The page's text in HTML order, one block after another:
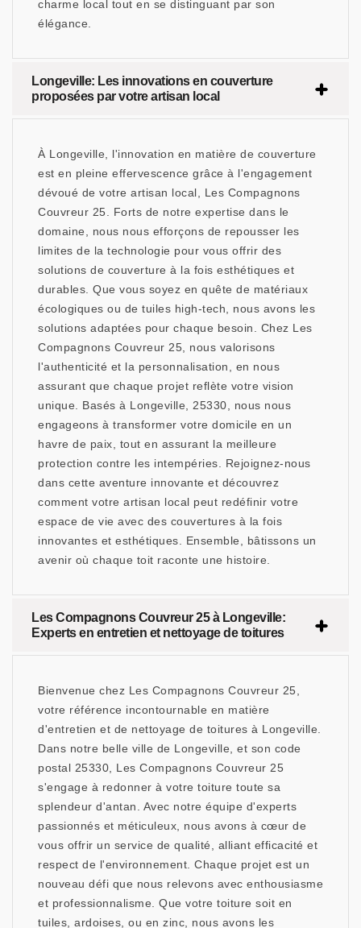
charme local tout en se distinguant par son
élégance.
Longeville: Les innovations en couverture
proposées par votre artisan local
À Longeville, l'innovation en matière de couverture
est en pleine effervescence grâce à l'engagement
dévoué de votre artisan local, Les Compagnons
Couvreur 25. Forts de notre expertise dans le
domaine, nous nous efforçons de repousser les
limites de la technologie pour vous offrir des
solutions de couverture à la fois esthétiques et
durables. Que vous soyez en quête de matériaux
écologiques ou de tuiles high-tech, nous avons les
solutions adaptées pour chaque besoin. Chez Les
Compagnons Couvreur 25, nous valorisons
l'authenticité et la personnalisation, en nous
assurant que chaque projet reflète votre vision
unique. Basés à Longeville, 25330, nous nous
engageons à transformer votre domicile en un
havre de paix, tout en assurant la meilleure
protection contre les intempéries. Rejoignez-nous
dans cette aventure innovante et découvrez
comment votre artisan local peut redéfinir votre
espace de vie avec des couvertures à la fois
innovantes et esthétiques. Ensemble, bâtissons un
avenir où chaque toit raconte une histoire.
Les Compagnons Couvreur 25 à Longeville:
Experts en entretien et nettoyage de toitures
Bienvenue chez Les Compagnons Couvreur 25,
votre référence incontournable en matière
d'entretien et de nettoyage de toitures à Longeville.
Dans notre belle ville de Longeville, et son code
postal 25330, Les Compagnons Couvreur 25
s'engage à redonner à votre toiture toute sa
splendeur d'antan. Avec notre équipe d'experts
passionnés et méticuleux, nous avons à cœur de
vous offrir un service de qualité, alliant efficacité et
respect de l'environnement. Chaque projet est un
nouveau défi que nous relevons avec enthousiasme
et professionnalisme. Que votre toiture soit en
tuiles, ardoises, ou en zinc, nous avons les